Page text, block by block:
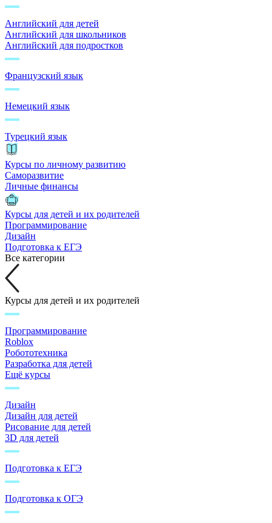
Английский для детей
Английский для школьников
Английский для подростков
Французский язык
Немецкий язык
Турецкий язык
Курсы по личному развитию
Саморазвитие
Личные финансы
Курсы для детей и их родителей
Программирование
Дизайн
Подготовка к ЕГЭ
Все категории
Курсы для детей и их родителей
Программирование
Roblox
Робототехника
Разработка для детей
Ещё курсы
Дизайн
Дизайн для детей
Рисование для детей
3D для детей
Подготовка к ЕГЭ
Подготовка к ОГЭ